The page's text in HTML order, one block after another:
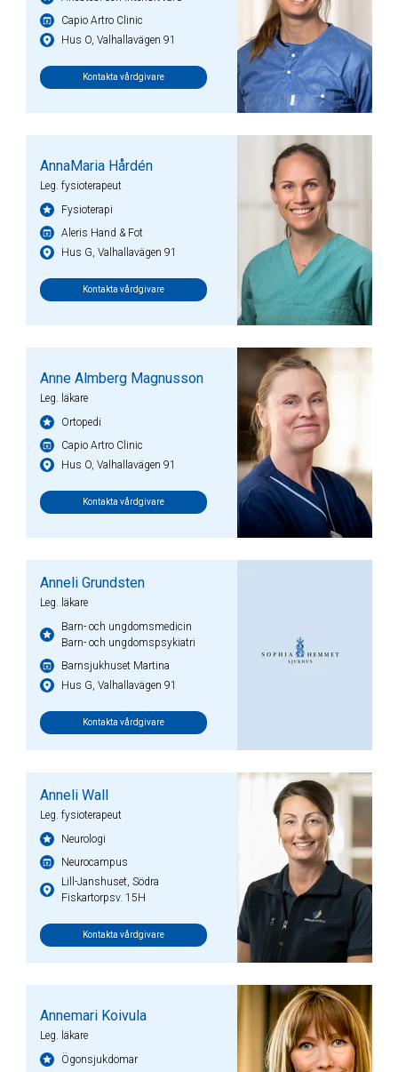
Capio Artro Clinic
Hus O, Valhallavägen 91
Kontakta vårdgivare
AnnaMaria Hårdén
Leg. fysioterapeut
Fysioterapi
Aleris Hand & Fot
Hus G, Valhallavägen 91
Kontakta vårdgivare
Anne Almberg Magnusson
Leg. läkare
Ortopedi
Capio Artro Clinic
Hus O, Valhallavägen 91
Kontakta vårdgivare
Anneli Grundsten
Leg. läkare
Barn- och ungdomsmedicin
Barn- och ungdomspsykiatri
Barnsjukhuset Martina
Hus G, Valhallavägen 91
Kontakta vårdgivare
Anneli Wall
Leg. fysioterapeut
Neurologi
Neurocampus
Lill-Janshuset, Södra
Fiskartorpsv. 15H
Kontakta vårdgivare
Annemari Koivula
Leg. läkare
Ögonsjukdomar